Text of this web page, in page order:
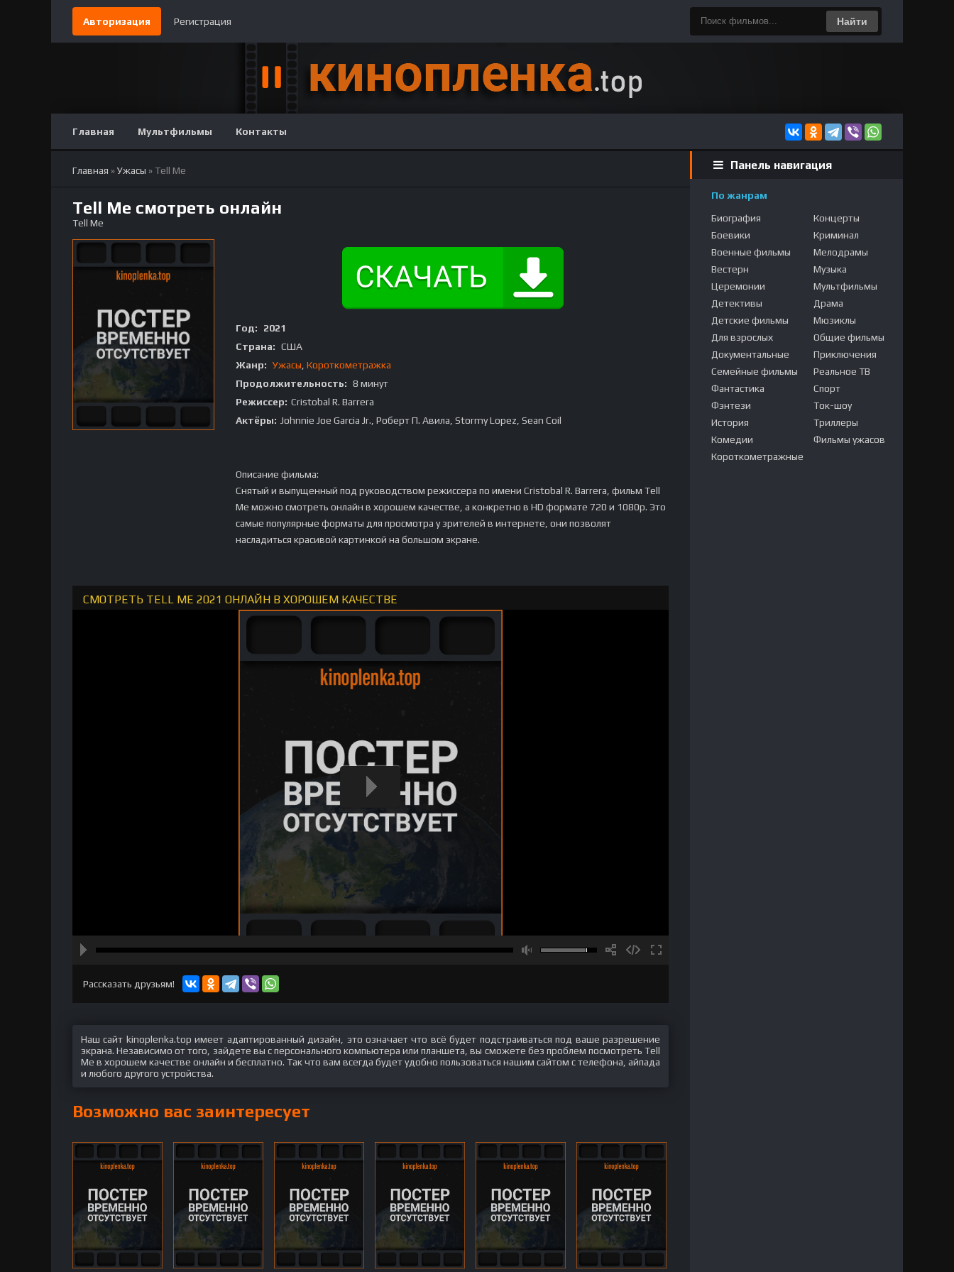
Авторизация Регистрация Найти
Главная Мультфильмы Контакты
Главная »Ужасы » Tell Me
Tell Me смотреть онлайн
Tell Me
Год:
2021
Страна: США
Жанр: Ужасы Короткометражка
Продолжительность: 8 минут
Режиссер: Cristobal R. Barrera
Актёры: Johnnie Joe Garcia Jr., Роберт П. Авила, Stormy Lopez, Sean Coil
Описание фильма:
Снятый и выпущенный под руководством режиссера по имени Cristobal R. Barrera, фильм Tell
Me можно смотреть онлайн в хорошем качестве, а конкретно в HD формате 720 и 1080p. Это
самые популярные форматы для просмотра у зрителей в интернете, они позволят
насладиться красивой картинкой на большом экране.
СМОТРЕТЬ TELL ME 2021 ОНЛАЙН В ХОРОШЕМ КАЧЕСТВЕ
Рассказать друзьям!
Наш сайт kinoplenka.top имеет адаптированный дизайн, это означает что всё будет подстраиваться под ваше разрешение
экрана. Независимо от того, зайдете вы с персонального компьютера или планшета, вы сможете без проблем посмотреть Tell
Me в хорошем качестве онлайн и бесплатно. Так что вам всегда будет удобно пользоваться нашим сайтом с телефона, айпада
и любого другого устройства.
Возможно вас заинтересует
Панель навигация
По жанрам
Биография
Боевики
Военные фильмы
Вестерн
Церемонии
Детективы
Детские фильмы
Для взрослых
Документальные
Семейные фильмы
Фантастика
Фэнтези
История
Комедии
Короткометражные
Концерты
Криминал
Мелодрамы
Музыка
Мультфильмы
Драма
Мюзиклы
Общие фильмы
Приключения
Реальное ТВ
Спорт
Ток-шоу
Триллеры
Фильмы ужасов